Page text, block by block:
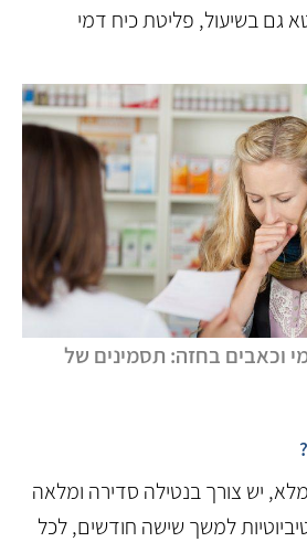
גם בשיעול, פליטת כיח דמי
וכאבים בחזה: תסמינים של
יש צורך בנטילה סדירה ומלאה
למשך שישה חודשים, לכל